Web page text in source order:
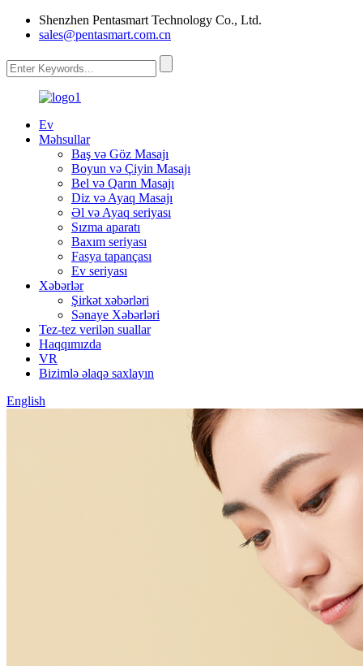
Shenzhen Pentasmart Technology Co., Ltd.
sales@pentasmart.com.cn
Ev
Məhsullar
Baş və Göz Masajı
Boyun və Çiyin Masajı
Bel və Qarın Masajı
Diz və Ayaq Masajı
Əl və Ayaq seriyası
Sızma aparatı
Baxım seriyası
Fasya tapançası
Ev seriyası
Xəbərlər
Şirkət xəbərləri
Sənaye Xəbərləri
Tez-tez verilən suallar
Haqqımızda
VR
Bizimlə əlaqə saxlayın
English